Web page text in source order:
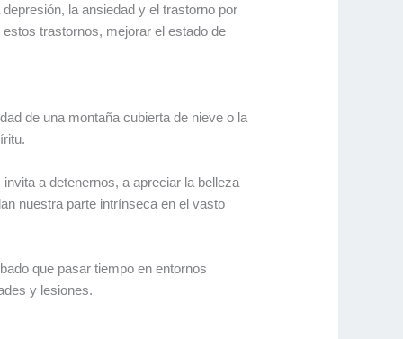
la ansiedad y el trastorno por
trastornos, mejorar el estado de
de una montaña cubierta de nieve o la
a detenernos, a apreciar la belleza
nuestra parte intrínseca en el vasto
que pasar tiempo en entornos
y lesiones.